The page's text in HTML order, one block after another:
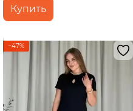
Купить
−47%